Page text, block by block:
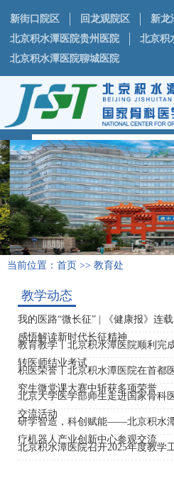
新街口院区 回龙观院区
新龙
北京积水潭医院贵州医院
北京积
北京积水潭医院聊城医院
当前位置： 首页 >> 教育处
教学动态
我的医路“微长征” | 《健康报》连
感悟解读新时代长征精神
教育教学丨北京积水潭医院顺利完
转医师结业考试
积医荣誉丨北京积水潭医院在首都
究生微党课大赛中斩获多项荣誉
北京大学医学部师生走进国家骨科
交流活动
研学智造，科创赋能——北京积水
疗机器人产业创新中心参观交流
北京积水潭医院召开2025年度教学